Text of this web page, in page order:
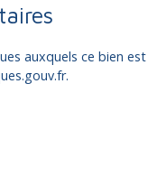
auxquels ce bien